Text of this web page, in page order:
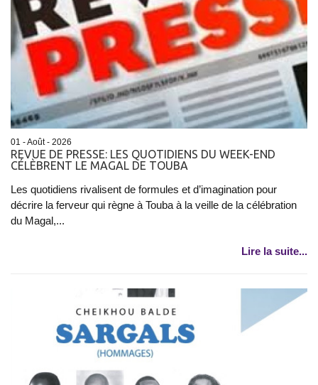
01 - Août - 2026
REVUE DE PRESSE: LES QUOTIDIENS DU WEEK-END
CÉLÈBRENT LE MAGAL DE TOUBA
Les quotidiens rivalisent de formules et d’imagination pour
décrire la ferveur qui règne à Touba à la veille de la célébration
du Magal,...
Lire la suite...